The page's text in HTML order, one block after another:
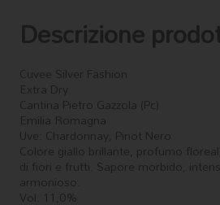
Descrizione
Cuvee Silver Fashion
Extra Dry
Cantina Pietro Gazzola (Pc)
Emilia Romagna
Uve: Chardonnay, Pinot Nero
Colore giallo brillante, profumo
di fiori e frutti. Sapore morbido,
armonioso.
Vol. 11,0%